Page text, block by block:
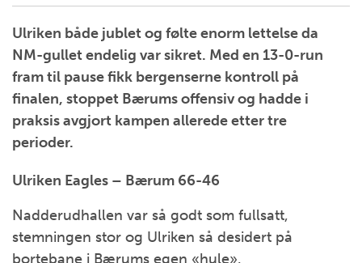
Ulriken både jublet og følte enorm lettelse da
NM-gullet endelig var sikret. Med en 13-0-run
fram til pause fikk bergenserne kontroll på
finalen, stoppet Bærums offensiv og hadde i
praksis avgjort kampen allerede etter tre
perioder.
Ulriken Eagles – Bærum 66-46
Nadderudhallen var så godt som fullsatt,
stemningen stor og Ulriken så desidert på
bortebane i Bærums egen «hule».